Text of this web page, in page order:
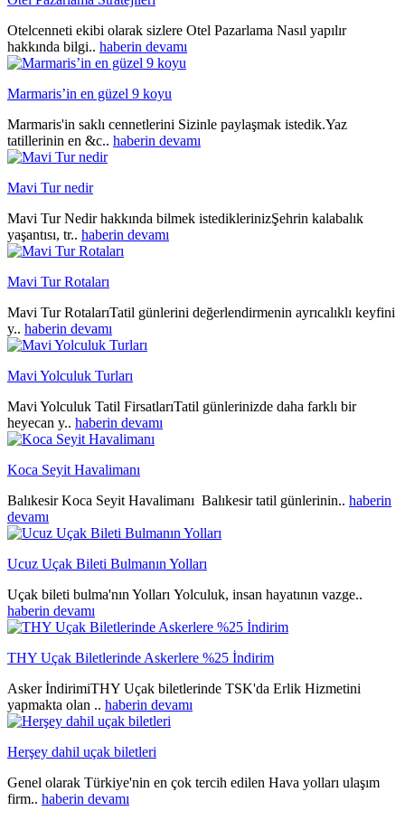
Otelcenneti ekibi olarak sizlere Otel Pazarlama Nasıl yapılır
hakkında bilgi.. haberin devamı
Marmaris’in en güzel 9 koyu
Marmaris'in saklı cennetlerini Sizinle paylaşmak istedik.Yaz
tatillerinin en &c.. haberin devamı
Mavi Tur nedir
Mavi Tur Nedir hakkında bilmek istediklerinizŞehrin kalabalık
yaşantısı, tr.. haberin devamı
Mavi Tur Rotaları
Mavi Tur RotalarıTatil günlerini değerlendirmenin ayrıcalıklı keyfini
y.. haberin devamı
Mavi Yolculuk Turları
Mavi Yolculuk Tatil FirsatlarıTatil günlerinizde daha farklı bir
heyecan y.. haberin devamı
Koca Seyit Havalimanı
Balıkesir Koca Seyit Havalimanı Balıkesir tatil günlerinin.. haberin
devamı
Ucuz Uçak Bileti Bulmanın Yolları
Uçak bileti bulma'nın Yolları Yolculuk, insan hayatının vazge..
haberin devamı
THY Uçak Biletlerinde Askerlere %25 İndirim
Asker İndirimiTHY Uçak biletlerinde TSK'da Erlik Hizmetini
yapmakta olan .. haberin devamı
Herşey dahil uçak biletleri
Genel olarak Türkiye'nin en çok tercih edilen Hava yolları ulaşım
firm.. haberin devamı